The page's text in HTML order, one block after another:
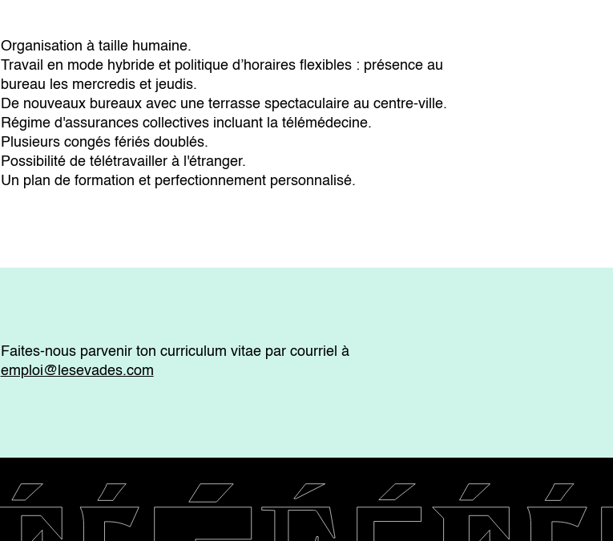
Organisation à taille humaine.
Travail en mode hybride et politique d’horaires flexibles : présence au
bureau les mercredis et jeudis.
De nouveaux bureaux avec une terrasse spectaculaire au centre-ville.
Régime d'assurances collectives incluant la télémédecine.
Plusieurs congés fériés doublés.
Possibilité de télétravailler à l'étranger.
Un plan de formation et perfectionnement personnalisé.
Faites-nous parvenir ton curriculum vitae par courriel à
emploi@lesevades.com